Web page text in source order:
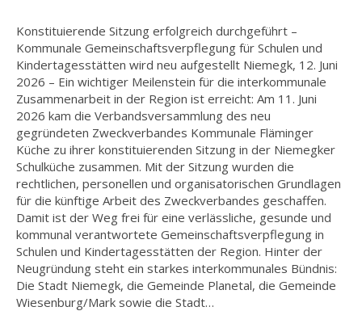
Konstituierende Sitzung erfolgreich durchgeführt –
Kommunale Gemeinschaftsverpflegung für Schulen und
Kindertagesstätten wird neu aufgestellt Niemegk, 12. Juni
2026 – Ein wichtiger Meilenstein für die interkommunale
Zusammenarbeit in der Region ist erreicht: Am 11. Juni
2026 kam die Verbandsversammlung des neu
gegründeten Zweckverbandes Kommunale Fläminger
Küche zu ihrer konstituierenden Sitzung in der Niemegker
Schulküche zusammen. Mit der Sitzung wurden die
rechtlichen, personellen und organisatorischen Grundlagen
für die künftige Arbeit des Zweckverbandes geschaffen.
Damit ist der Weg frei für eine verlässliche, gesunde und
kommunal verantwortete Gemeinschaftsverpflegung in
Schulen und Kindertagesstätten der Region. Hinter der
Neugründung steht ein starkes interkommunales Bündnis:
Die Stadt Niemegk, die Gemeinde Planetal, die Gemeinde
Wiesenburg/Mark sowie die Stadt…